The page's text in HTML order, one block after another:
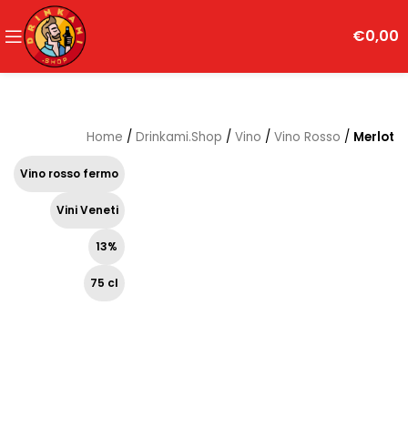
€0,00
Home / Drinkami.Shop / Vino / Vino Rosso / Merlot
Vino rosso fermo
Vini Veneti
13%
75 cl